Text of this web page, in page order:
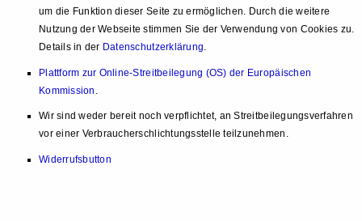
um die Funktion dieser Seite zu ermöglichen. Durch die weitere
Nutzung der Webseite stimmen Sie der Verwendung von Cookies zu.
Details in der Datenschutzerklärung.
Plattform zur Online-Streitbeilegung (OS) der Europäischen
Kommission
Wir sind weder bereit noch verpflichtet, an Streitbeilegungsverfahren
vor einer Verbraucherschlichtungsstelle teilzunehmen.
Widerrufsbutton